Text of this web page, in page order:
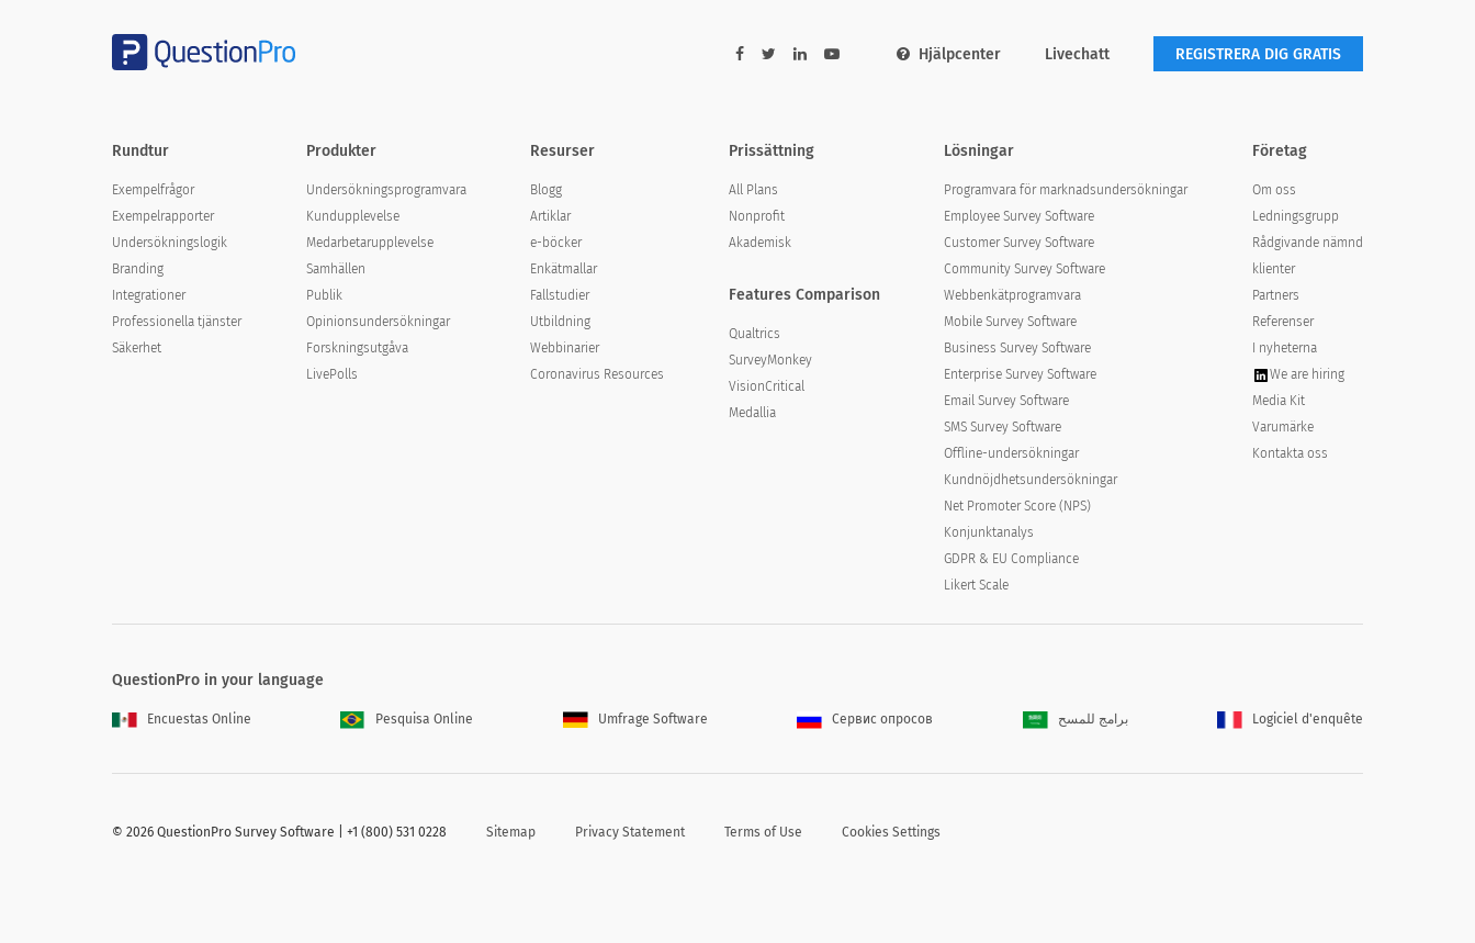
IT (hårdvara)
3. Har du linjeledningsansvar?
3. Do you have line management responsibilities?
5-7 år
Hjälpcenter Livechatt REGISTRERA DIG GRATIS
Rundtur
Exempelfrågor
Exempelrapporter
Undersökningslogik
Branding
Integrationer
Professionella tjänster
Säkerhet
Produkter
Undersökningsprogramvara
Kundupplevelse
Medarbetarupplevelse
Samhällen
Publik
Opinionsundersökningar
Forskningsutgåva
LivePolls
Resurser
Blogg
Artiklar
e-böcker
Enkätmallar
Fallstudier
Utbildning
Webbinarier
Coronavirus Resources
Prissättning
All Plans
Nonprofit
Akademisk
Features Comparison
Qualtrics
SurveyMonkey
VisionCritical
Medallia
Lösningar
Programvara för marknadsundersökningar
Employee Survey Software
Customer Survey Software
Community Survey Software
Webbenkätprogramvara
Mobile Survey Software
Business Survey Software
Enterprise Survey Software
Email Survey Software
SMS Survey Software
Offline-undersökningar
Kundnöjdhetsundersökningar
Net Promoter Score (NPS)
Konjunktanalys
GDPR & EU Compliance
Likert Scale
Företag
Om oss
Ledningsgrupp
Rådgivande nämnd
klienter
Partners
Referenser
I nyheterna
We are hiring
Media Kit
Varumärke
Kontakta oss
QuestionPro in your language
Encuestas Online Pesquisa Online Umfrage Software Сервис опросов برامج للمسح Logiciel d'enquête
© 2026 QuestionPro Survey Software | +1 (800) 531 0228 Sitemap Privacy Statement Terms of Use Cookies Settings